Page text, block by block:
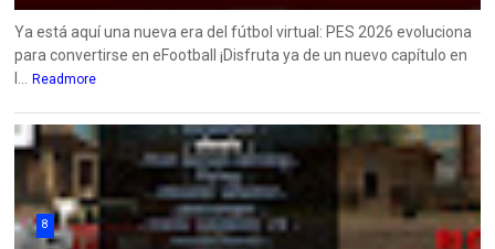
Ya está aquí una nueva era del fútbol virtual: PES 2026 evoluciona
para convertirse en eFootball ¡Disfruta ya de un nuevo capítulo en
l... Readmore
8